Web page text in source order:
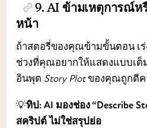
9. AI ข้ามเหตุการณ์ห
หน้า
ถ้าสตอรี่ของคุณข้ามขั้นตอน เ
ช่วงที่คุณอยากให้แสดงแบบเ
อินพุต Story Plotของคุณถูกตีค
💡ทิป: AI มองช่อง “Describe
สคริปต์ ไม่ใช่สรุปย่อ